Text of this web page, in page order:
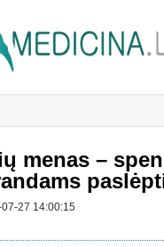
menas –
27 14:00:15